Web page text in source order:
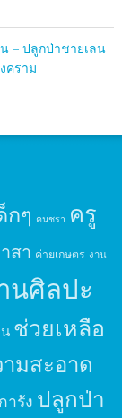
– ปลูกป่าชายเลน
คราม
กๆ คนชรา ครู
สา ค่ายเกษตร งาน
นศิลปะ
ช่วยเหลือ
มสะอาด
ารัง ปลูกป่า